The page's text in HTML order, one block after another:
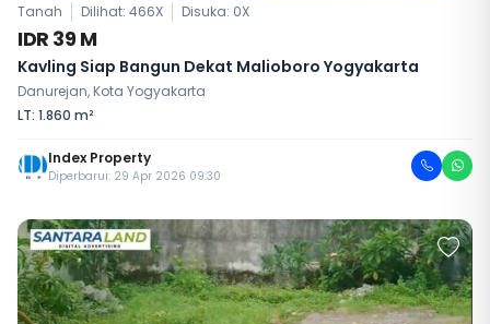
Tanah Dilihat: 466X Disuka: 0X
IDR 39 M
Kavling Siap Bangun Dekat Malioboro Yogyakarta
Danurejan, Kota Yogyakarta
LT: 1.860 m²
Index Property
Diperbarui: 29 Apr 2026 09:30